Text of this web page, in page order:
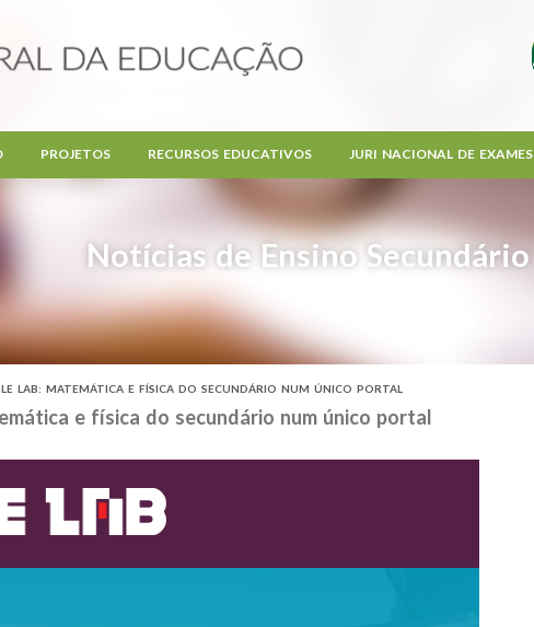
Notícias de Ensino Secundário
PROJETOS RECURSOS EDUCATIVOS JURI NACIONAL DE EXAMES
LAB: MATEMÁTICA E FÍSICA DO SECUNDÁRIO NUM ÚNICO PORTAL
e física do secundário num único portal